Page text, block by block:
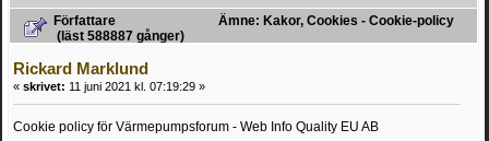
Författare
Ämne: Kakor, Cookies - Cookie-policy
(läst 588887 gånger)
Rickard Marklund
« skrivet: 11 juni 2021 kl. 07:19:29 »
Cookie policy för Värmepumpsforum - Web Info Quality EU AB